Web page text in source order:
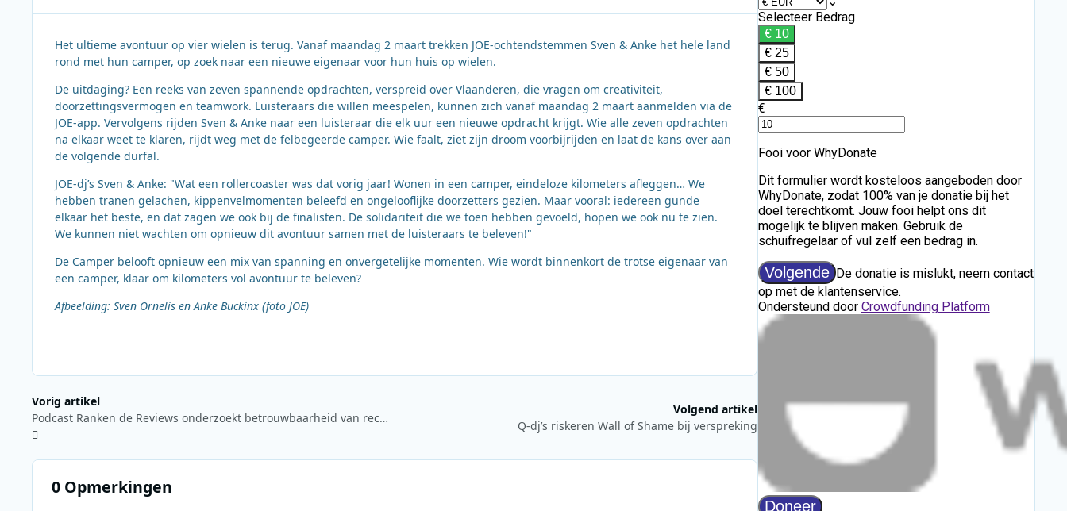
Het ultieme avontuur op vier wielen is terug. Vanaf maandag 2 maart trekken JOE-ochtendstemmen Sven & Anke het hele land
rond met hun camper, op zoek naar een nieuwe eigenaar voor hun huis op wielen.
De uitdaging? Een reeks van zeven spannende opdrachten, verspreid over Vlaanderen, die vragen om creativiteit,
doorzettingsvermogen en teamwork. Luisteraars die willen meespelen, kunnen zich vanaf maandag 2 maart aanmelden via de
JOE-app. Vervolgens rijden Sven & Anke naar een luisteraar die elk uur een nieuwe opdracht krijgt. Wie alle zeven opdrachten
na elkaar weet te klaren, rijdt weg met de felbegeerde camper. Wie faalt, ziet zijn droom voorbijrijden en laat de kans over aan
de volgende durfal.
JOE-dj’s Sven & Anke: "Wat een rollercoaster was dat vorig jaar! Wonen in een camper, eindeloze kilometers afleggen… We
hebben tranen gelachen, kippenvelmomenten beleefd en ongelooflijke doorzetters gezien. Maar vooral: iedereen gunde
elkaar het beste, en dat zagen we ook bij de finalisten. De solidariteit die we toen hebben gevoeld, hopen we ook nu te zien.
We kunnen niet wachten om opnieuw dit avontuur samen met de luisteraars te beleven!"
De Camper belooft opnieuw een mix van spanning en onvergetelijke momenten. Wie wordt binnenkort de trotse eigenaar van
een camper, klaar om kilometers vol avontuur te beleven?
Afbeelding: Sven Ornelis en Anke Buckinx (foto JOE)
Vorig artikel
Podcast Ranken de Reviews onderzoekt betrouwbaarheid van recensies
Volgend artikel
Q-dj’s riskeren Wall of Shame bij verspreking
0 Opmerkingen